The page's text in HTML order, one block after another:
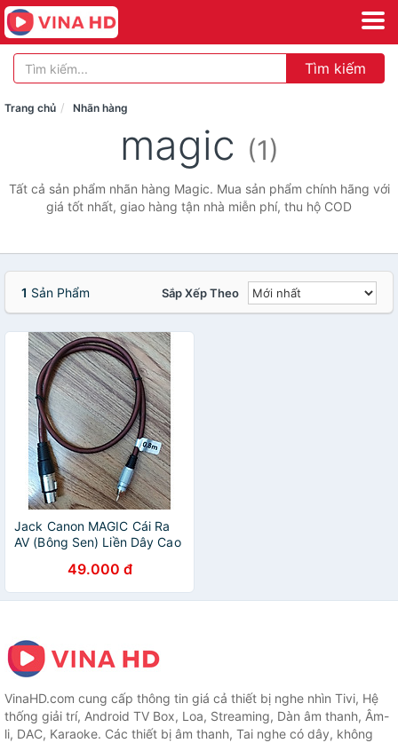
Tìm kiếm
Trang chủ Nhãn hàng
magic (1)
Tất cả sản phẩm nhãn hàng Magic. Mua sản phẩm chính hãng với
giá tốt nhất, giao hàng tận nhà miễn phí, thu hộ COD
1 Sản Phẩm Sắp Xếp Theo
Jack Canon MAGIC Cái Ra
AV (Bông Sen) Liền Dây Cao
Dùng Kết Nối Các Thiết Bị
Âm Thanh
49.000 đ
VinaHD.com cung cấp thông tin giá cả thiết bị nghe nhìn Tivi, Hệ
thống giải trí, Android TV Box, Loa, Streaming, Dàn âm thanh, Âm-
li, DAC, Karaoke. Các thiết bị âm thanh, Tai nghe có dây, không